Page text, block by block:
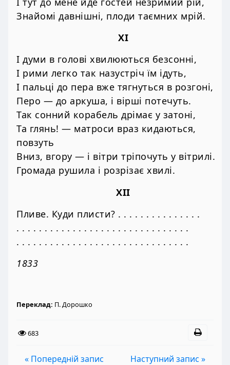
Знайомі давнішні, плоди таємних мрій.
XI
І думи в голові хвилюються безсонні,
І рими легко так назустріч їм ідуть,
І пальці до пера вже тягнуться в розгоні,
Перо — до аркуша, і вірші потечуть.
Так сонний корабель дрімає у затоні,
Та глянь! — матроси враз кидаються,
повзуть
Вниз, вгору — і вітри тріпочуть у вітрилі.
Громада рушила і розрізає хвилі.
XII
Пливе. Куди плисти? . . . . . . . . . . . . . . .
. . . . . . . . . . . . . . . . . . . . . . . . . . . . . . .
. . . . . . . . . . . . . . . . . . . . . . . . . . . . . . .
1833
Переклад: П. Дорошко
683
« Попередній запис Наступний запис »